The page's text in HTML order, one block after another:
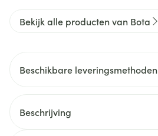
Bekijk alle producten van Bota
Beschikbare leveringsmethoden
Beschrijving